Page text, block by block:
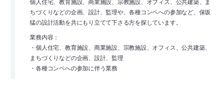
個人住宅、教育施設、商業施設、宗教施設、オフィス、公共建築、ま
ちづくりなどの企画、設計、監理や、各種コンペへの参加など、保坂
猛の設計活動を共にもり立てて下さる方を探しています。
業務内容：
・個人住宅、教育施設、商業施設、宗教施設、オフィス、公共建築、
まちづくりなどの企画、設計、監理
・各種コンペへの参加に伴う業務